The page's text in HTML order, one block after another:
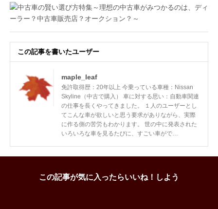
この記事を書いたユーザー
maple_leaf
免許取得歴：20年以上 今乗っている車種：Nissan
Skyline（中古で購入） 車に対する思い：自動車関連
の仕事を長くやってきました。 １人のユーザーとし
てこんな車が欲しいと思う要求がありながら、実際
に作る側の苦労もわかります。 世の中に発表された
いろいろな車を見るたびに、すごい車がで…
この記事が気に入ったらいいね！しよう